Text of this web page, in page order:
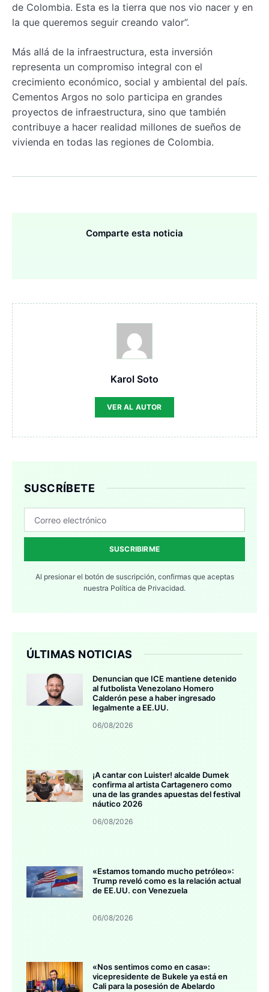
de Colombia. Esta es la tierra que nos vio nacer y en
la que queremos seguir creando valor”.
Más allá de la infraestructura, esta inversión
representa un compromiso integral con el
crecimiento económico, social y ambiental del país.
Cementos Argos no solo participa en grandes
proyectos de infraestructura, sino que también
contribuye a hacer realidad millones de sueños de
vivienda en todas las regiones de Colombia.
Comparte esta noticia
Karol Soto
VER AL AUTOR
SUSCRÍBETE
SUSCRIBIRME
Al presionar el botón de suscripción, confirmas que aceptas
nuestra Política de Privacidad.
ÚLTIMAS NOTICIAS
Denuncian que ICE mantiene detenido
al futbolista Venezolano Homero
Calderón pese a haber ingresado
legalmente a EE.UU.
06/08/2026
¡A cantar con Luister! alcalde Dumek
confirma al artista Cartagenero como
una de las grandes apuestas del festival
náutico 2026
06/08/2026
«Estamos tomando mucho petróleo»:
Trump reveló como es la relación actual
de EE.UU. con Venezuela
06/08/2026
«Nos sentimos como en casa»:
vicepresidente de Bukele ya está en
Cali para la posesión de Abelardo